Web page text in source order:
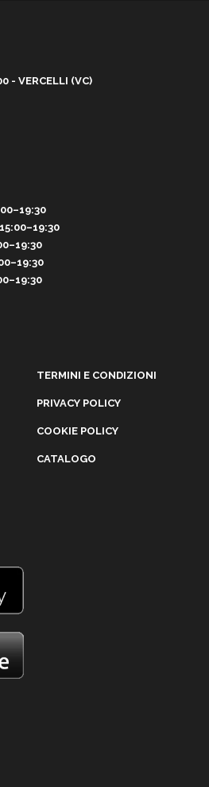
- VERCELLI (VC)
TERMINI E CONDIZIONI
PRIVACY POLICY
COOKIE POLICY
CATALOGO